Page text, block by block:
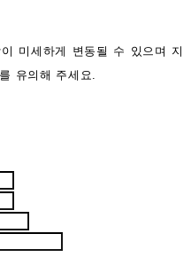
미세하게 변동될 수 있으며 지
유의해 주세요.